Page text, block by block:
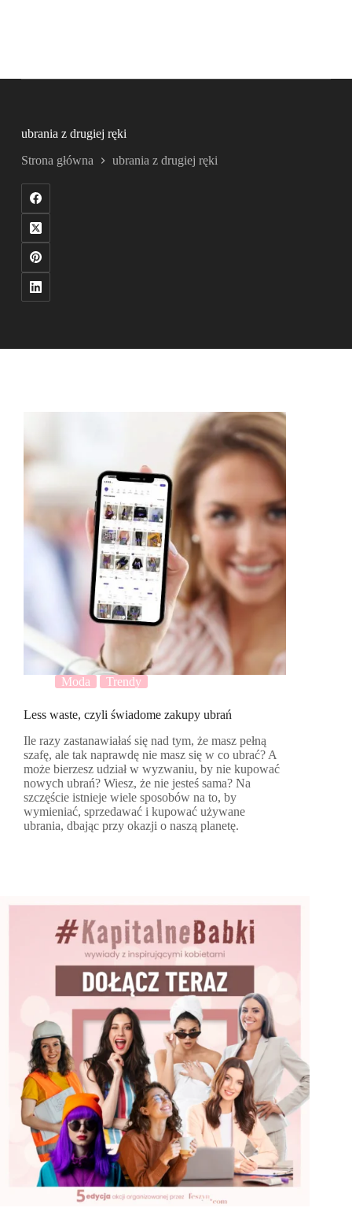
ubrania z drugiej ręki
Strona główna ubrania z drugiej ręki
Moda Trendy
Less waste, czyli świadome zakupy ubrań
Ile razy zastanawiałaś się nad tym, że masz pełną
szafę, ale tak naprawdę nie masz się w co ubrać? A
może bierzesz udział w wyzwaniu, by nie kupować
nowych ubrań? Wiesz, że nie jesteś sama? Na
szczęście istnieje wiele sposobów na to, by
wymieniać, sprzedawać i kupować używane
ubrania, dbając przy okazji o naszą planetę.